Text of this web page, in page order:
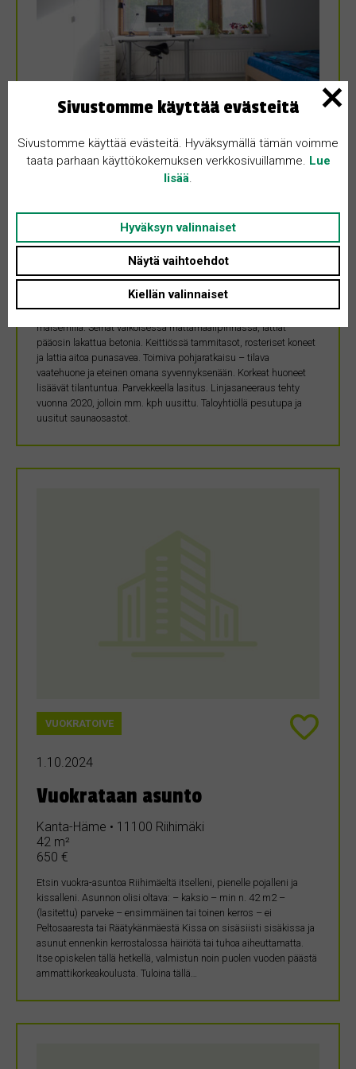
MYYDÄÄN
Koivistonkatu 2
Kanta-Häme • 11100 Riihimäki
49 m²
Valoisa, kauniisti remontoitu koti, ikkunoista avautuvilla upeilla
maisemilla. Seinät valkoisessa mattamaalipinnassa, lattiat
pääosin lakattua betonia. Keittiössä tammitasot, rosteriset koneet
ja lattia aitoa punasavea. Toimiva pohjaratkaisu – tilava
vaatehuone ja eteinen omana syvennyksenään. Korkeat huoneet
lisäävät tilantuntua. Parvekkeella lasitus. Linjasaneeraus tehty
vuonna 2020, jolloin mm. kph uusittu. Taloyhtiöllä pesutupa ja
uusitut saunaosastot.
VUOKRATOIVE
1.10.2024
Vuokrataan asunto
Kanta-Häme • 11100 Riihimäki
42 m²
650 €
Etsin vuokra-asuntoa Riihimäeltä itselleni, pienelle pojalleni ja
kissalleni. Asunnon olisi oltava: – kaksio – min n. 42 m2 –
(lasitettu) parveke – ensimmäinen tai toinen kerros – ei
Peltosaaresta tai Räätykänmäestä Kissa on sisäsiisti sisäkissa ja
asunut ennenkin kerrostalossa häiriötä tai tuhoa aiheuttamatta.
Itse opiskelen tällä hetkellä, valmistun noin puolen vuoden päästä
ammattikorkeakoulusta. Tuloina tällä…
Sivustomme käyttää evästeitä
Sivustomme käyttää evästeitä. Hyväksymällä tämän voimme
taata parhaan käyttökokemuksen verkkosivuillamme. Lue
lisää
Hyväksyn valinnaiset
Näytä vaihtoehdot
Kiellän valinnaiset